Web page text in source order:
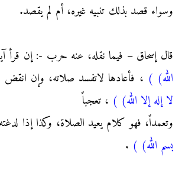
وسواء قصد بذلك تنبيه غيره، أم لم يقصد.
قال إسحاق – فيما نقله، عنه حرب -: إن قرأ
الله) ) ، فأعادها لاتفسد صلاته، وإن
لا إله إلا الله) ) ، تعجباً
وتعمداً، فهو كلام يعيد الصلاة، وكذا إذا
بسم الله) )
.